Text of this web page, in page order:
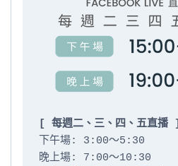
[ 每週二、三、四、五直播 ]
下午場: 3:00～5:30